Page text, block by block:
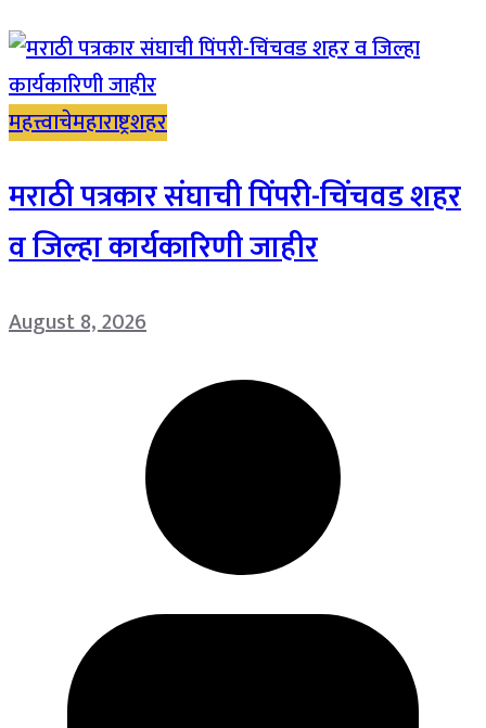
महत्त्वाचेमहाराष्ट्रशहर
मराठी पत्रकार संघाची पिंपरी-चिंचवड शहर
व जिल्हा कार्यकारिणी जाहीर
August 8, 2026